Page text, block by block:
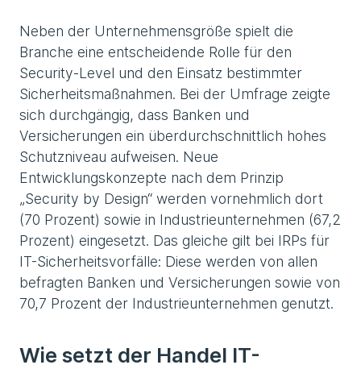
Neben der Unternehmensgröße spielt die
Branche eine entscheidende Rolle für den
Security-Level und den Einsatz bestimmter
Sicherheitsmaßnahmen. Bei der Umfrage zeigte
sich durchgängig, dass Banken und
Versicherungen ein überdurchschnittlich hohes
Schutzniveau aufweisen. Neue
Entwicklungskonzepte nach dem Prinzip
„Security by Design“ werden vornehmlich dort
(70 Prozent) sowie in Industrieunternehmen (67,2
Prozent) eingesetzt. Das gleiche gilt bei IRPs für
IT-Sicherheitsvorfälle: Diese werden von allen
befragten Banken und Versicherungen sowie von
70,7 Prozent der Industrieunternehmen genutzt.
Wie setzt der Handel IT-